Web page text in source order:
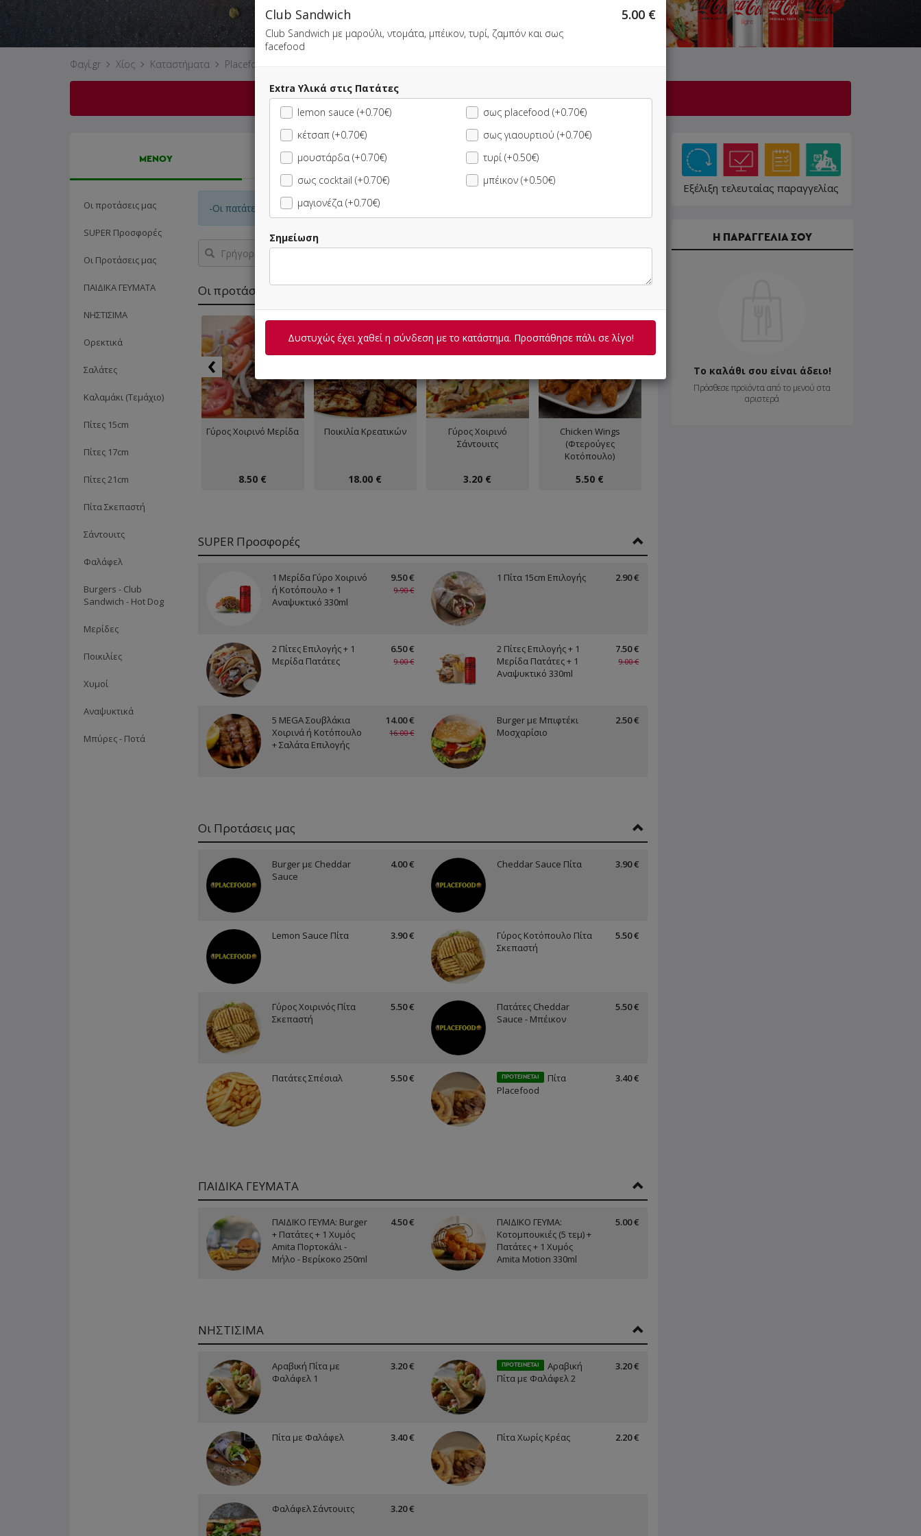
Φαγί.gr Χίος Καταστήματα Placefood
Δυστυχώς έχει χαθεί η σύνδεση με το κατάστημα. Προσπάθησε πάλι σε λίγο!
ΜΕΝΟΥ ΠΛΗΡΟΦΟΡΙΕΣ ΑΞΙΟΛΟΓΗΣΕΙΣ
Οι προτάσεις μας
SUPER Προσφορές
Οι Προτάσεις μας
ΠΑΙΔΙΚΑ ΓΕΥΜΑΤΑ
ΝΗΣΤΙΣΙΜΑ
Ορεκτικά
Σαλάτες
Καλαμάκι (Τεμάχιο)
Πίτες 15cm
Πίτες 17cm
Πίτες 21cm
Πίτα Σκεπαστή
Σάντουιτς
Φαλάφελ
Burgers - Club
Sandwich - Hot Dog
Μερίδες
Ποικιλίες
Χυμοί
Αναψυκτικά
Μπύρες - Ποτά
-Οι πατάτες μας είναι φρέσκες!
Γρήγορη
αναζήτηση
προϊόντος...
Οι προτάσεις μας
Γύρος Χοιρινό Μερίδα
8.50 €
Ποικιλία Κρεατικών
18.00 €
Γύρος Χοιρινό
Σάντουιτς
3.20 €
Chicken Wings
(Φτερούγες
Κοτόπουλο)
5.50 €
‹ ›
SUPER Προσφορές
1 Μερίδα Γύρο Χοιρινό
ή Κοτόπουλο + 1
Αναψυκτικό 330ml
9.50 €
9.90 €
1 Πίτα 15cm Επιλογής 2.90 €
2 Πίτες Επιλογής + 1
Μερίδα Πατάτες
6.50 €
9.00 €
2 Πίτες Επιλογής + 1
Μερίδα Πατάτες + 1
Αναψυκτικό 330ml
7.50 €
9.00 €
5 MEGA Σουβλάκια
Χοιρινά ή Κοτόπουλο
+ Σαλάτα Επιλογής
14.00 €
16.00 €
Burger με Μπιφτέκι
Μοσχαρίσιο
2.50 €
Οι Προτάσεις μας
Burger με Cheddar
Sauce
4.00 € Cheddar Sauce Πίτα 3.90 €
Lemon Sauce Πίτα 3.90 €
Γύρος Κοτόπουλο Πίτα
Σκεπαστή
5.50 €
Γύρος Χοιρινός Πίτα
Σκεπαστή
5.50 €
Πατάτες Cheddar
Sauce - Μπέικον
5.50 €
Πατάτες Σπέσιαλ 5.50 € ΠΡΟΤΕΙΝΕΤΑΙ
Πίτα
Placefood
3.40 €
ΠΑΙΔΙΚΑ ΓΕΥΜΑΤΑ
ΠΑΙΔΙΚΟ ΓΕΥΜΑ: Burger
+ Πατάτες + 1 Χυμός
Amita Πορτοκάλι -
Μήλο - Βερίκοκο 250ml
4.50 €
ΠΑΙΔΙΚΟ ΓΕΥΜΑ:
Κοτομπουκιές (5 τεμ) +
Πατάτες + 1 Χυμός
Amita Motion 330ml
5.00 €
ΝΗΣΤΙΣΙΜΑ
Αραβική Πίτα με
Φαλάφελ 1
3.20 € ΠΡΟΤΕΙΝΕΤΑΙ
Αραβική
Πίτα με Φαλάφελ 2
3.20 €
Πίτα με Φαλάφελ 3.40 € Πίτα Χωρίς Κρέας 2.20 €
Φαλάφελ Σάντουιτς 3.20 €
Εξέλιξη τελευταίας παραγγελίας
Η ΠΑΡΑΓΓΕΛΙΑ ΣΟΥ
Το καλάθι σου είναι άδειο!
Πρόσθεσε προϊόντα από το μενού στα
αριστερά
Club Sandwich
Club Sandwich με μαρούλι, ντομάτα, μπέικον, τυρί, ζαμπόν και σως
facefood
5.00 €
Extra Υλικά στις Πατάτες
lemon sauce (+0.70€)
κέτσαπ (+0.70€)
μουστάρδα (+0.70€)
σως cocktail (+0.70€)
μαγιονέζα (+0.70€)
σως placefood (+0.70€)
σως γιαουρτιού (+0.70€)
τυρί (+0.50€)
μπέικον (+0.50€)
Σημείωση
Δυστυχώς έχει χαθεί η σύνδεση με το κατάστημα. Προσπάθησε πάλι σε λίγο!